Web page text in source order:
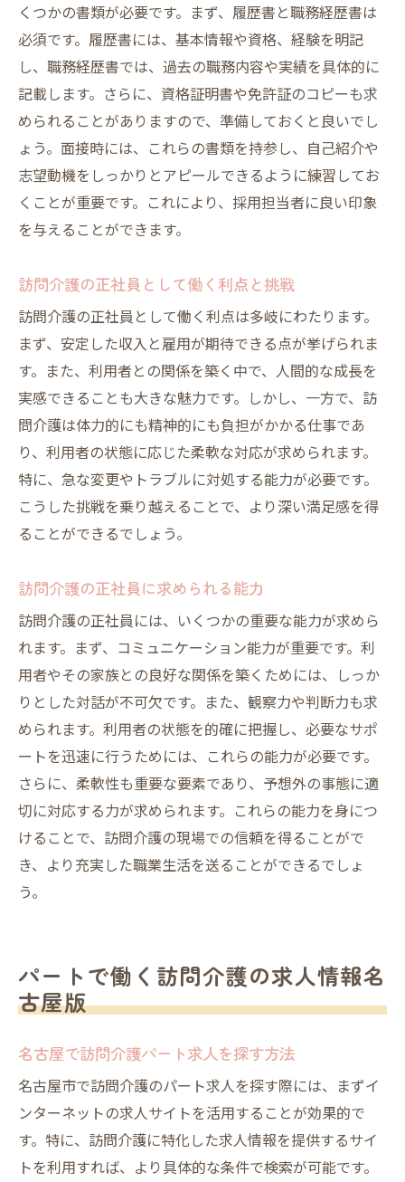
くつかの書類が必要です。まず、履歴書と職務経歴書は
必須です。履歴書には、基本情報や資格、経験を明記
し、職務経歴書では、過去の職務内容や実績を具体的に
記載します。さらに、資格証明書や免許証のコピーも求
められることがありますので、準備しておくと良いでし
ょう。面接時には、これらの書類を持参し、自己紹介や
志望動機をしっかりとアピールできるように練習してお
くことが重要です。これにより、採用担当者に良い印象
を与えることができます。
訪問介護の正社員として働く利点と挑戦
訪問介護の正社員として働く利点は多岐にわたります。
まず、安定した収入と雇用が期待できる点が挙げられま
す。また、利用者との関係を築く中で、人間的な成長を
実感できることも大きな魅力です。しかし、一方で、訪
問介護は体力的にも精神的にも負担がかかる仕事であ
り、利用者の状態に応じた柔軟な対応が求められます。
特に、急な変更やトラブルに対処する能力が必要です。
こうした挑戦を乗り越えることで、より深い満足感を得
ることができるでしょう。
訪問介護の正社員に求められる能力
訪問介護の正社員には、いくつかの重要な能力が求めら
れます。まず、コミュニケーション能力が重要です。利
用者やその家族との良好な関係を築くためには、しっか
りとした対話が不可欠です。また、観察力や判断力も求
められます。利用者の状態を的確に把握し、必要なサポ
ートを迅速に行うためには、これらの能力が必要です。
さらに、柔軟性も重要な要素であり、予想外の事態に適
切に対応する力が求められます。これらの能力を身につ
けることで、訪問介護の現場での信頼を得ることがで
き、より充実した職業生活を送ることができるでしょ
う。
パートで働く訪問介護の求人情報名
古屋版
名古屋で訪問介護パート求人を探す方法
名古屋市で訪問介護のパート求人を探す際には、まずイ
ンターネットの求人サイトを活用することが効果的で
す。特に、訪問介護に特化した求人情報を提供するサイ
トを利用すれば、より具体的な条件で検索が可能です。